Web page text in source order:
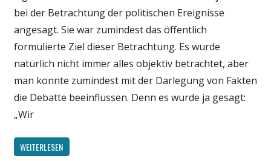
bei der Betrachtung der politischen Ereignisse
angesagt. Sie war zumindest das öffentlich
formulierte Ziel dieser Betrachtung. Es wurde
natürlich nicht immer alles objektiv betrachtet, aber
man konnte zumindest mit der Darlegung von Fakten
die Debatte beeinflussen. Denn es wurde ja gesagt:
„Wir
WEITERLESEN